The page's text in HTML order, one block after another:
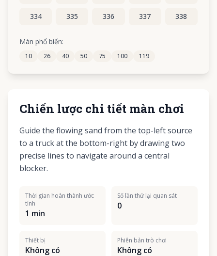
334 335 336 337 338
339
344 345 346 347
Màn phổ biến:
10 26 40 50 75 100 119
Chiến lược chi tiết màn chơi
Guide the flowing sand from the top-left source
to a truck at the bottom-right by drawing two
precise lines to navigate around a central
blocker.
Thời gian hoàn thành ước
tính
1 min
Số lần thử lại quan sát
0
Thiết bị
Không có
Phiên bản trò chơi
Không có